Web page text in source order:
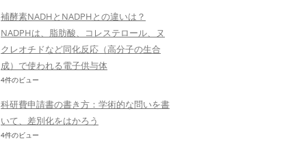
補酵素NADHとNADPHとの違いは？
NADPHは、脂肪酸、コレステロール、ヌ
クレオチドなど同化反応（高分子の生合
成）で使われる電子供与体
4件のビュー
科研費申請書の書き方：学術的な問いを書
いて、差別化をはかろう
4件のビュー